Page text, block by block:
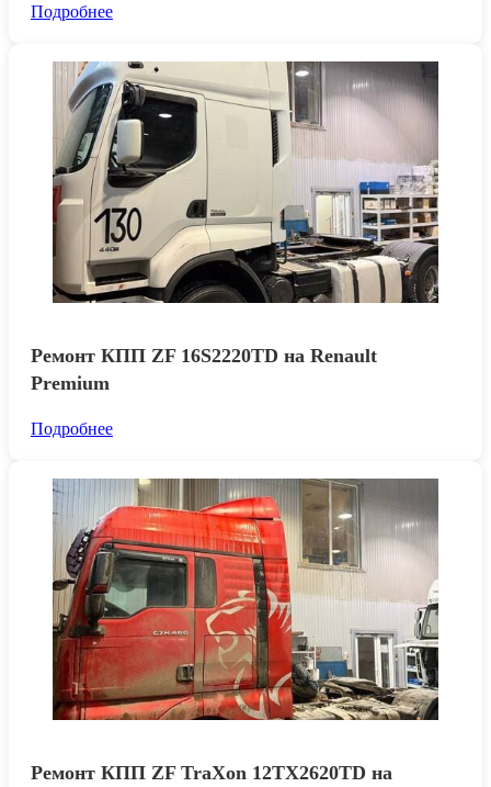
Подробнее
Ремонт КПП ZF 16S2220TD на Renault
Premium
Подробнее
Ремонт КПП ZF TraXon 12TX2620TD на